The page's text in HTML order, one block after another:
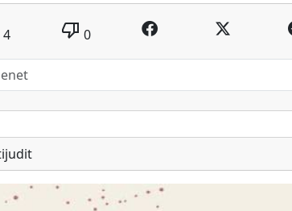
4 thumb_down 0